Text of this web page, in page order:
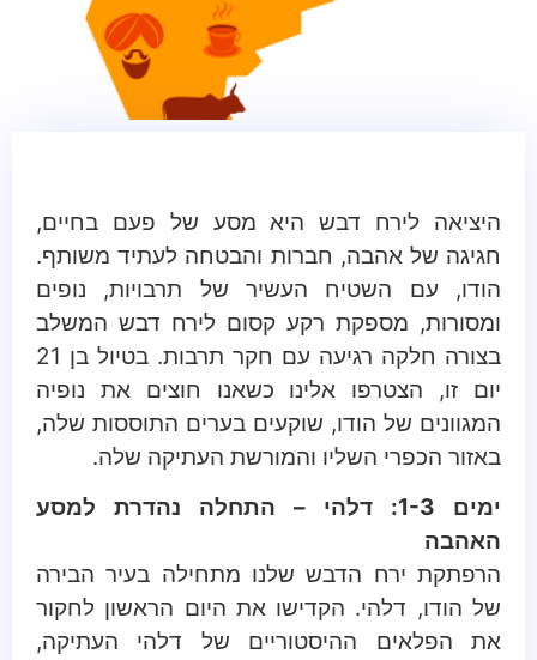
היציאה לירח דבש היא מסע של פעם בחיים,
חגיגה של אהבה, חברות והבטחה לעתיד משותף.
הודו, עם השטיח העשיר של תרבויות, נופים
ומסורות, מספקת רקע קסום לירח דבש המשלב
בצורה חלקה רגיעה עם חקר תרבות. בטיול בן 21
יום זו, הצטרפו אלינו כשאנו חוצים את נופיה
המגוונים של הודו, שוקעים בערים התוססות שלה,
באזור הכפרי השליו והמורשת העתיקה שלה.
ימים 1-3: דלהי – התחלה נהדרת למסע
האהבה
הרפתקת ירח הדבש שלנו מתחילה בעיר הבירה
של הודו, דלהי. הקדישו את היום הראשון לחקור
את הפלאים ההיסטוריים של דלהי העתיקה,